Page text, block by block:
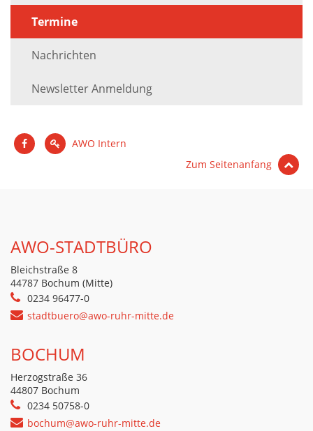
Termine
Nachrichten
Newsletter Anmeldung
AWO Intern
Zum Seitenanfang
AWO-STADTBÜRO
Bleichstraße 8
44787 Bochum (Mitte)
0234 96477-0
stadtbuero@awo-ruhr-mitte.de
BOCHUM
Herzogstraße 36
44807 Bochum
0234 50758-0
bochum@awo-ruhr-mitte.de